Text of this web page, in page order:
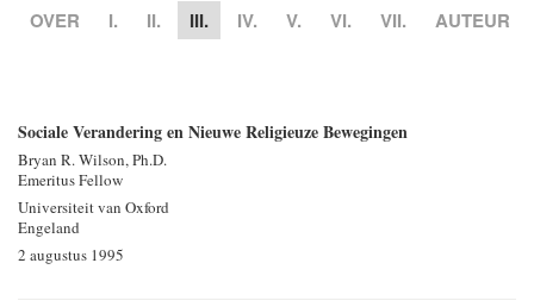
OVER I. II. III. IV. V. VI. VII. AUTEUR
Sociale Verandering en Nieuwe Religieuze Bewegingen
Bryan R. Wilson, Ph.D.
Emeritus Fellow
Universiteit van Oxford
Engeland
2 augustus 1995